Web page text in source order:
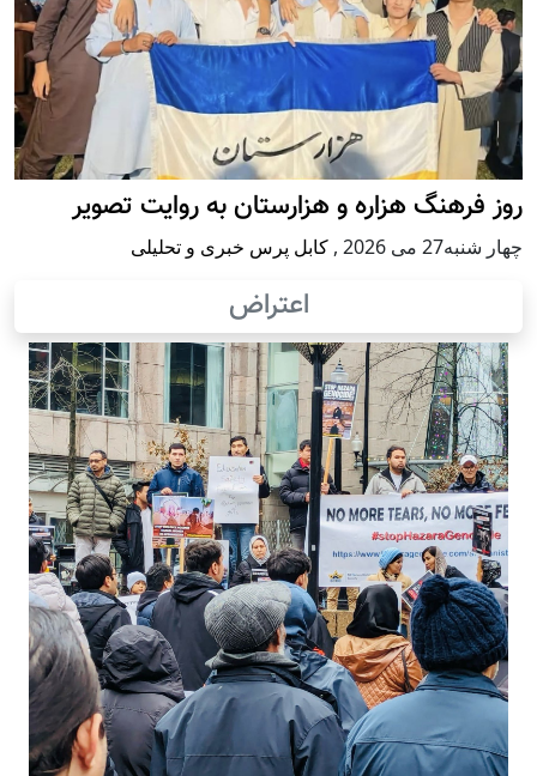
روز فرهنگ هزاره و هزارستان به روایت تصویر
چهار شنبه27 می 2026 , کابل پرس خبری و تحلیلی
اعتراض